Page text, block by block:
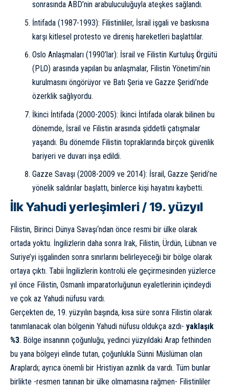
sonrasında ABD’nin arabuluculuğuyla ateşkes sağlandı.
İntifada (1987-1993): Filistinliler, İsrail işgali ve baskısına
karşı kitlesel protesto ve direniş hareketleri başlattılar.
Oslo Anlaşmaları (1990’lar): İsrail ve Filistin Kurtuluş Örgütü
(PLO) arasında yapılan bu anlaşmalar, Filistin Yönetimi’nin
kurulmasını öngörüyor ve Batı Şeria ve Gazze Şeridi’nde
özerklik sağlıyordu.
İkinci İntifada (2000-2005): İkinci İntifada olarak bilinen bu
dönemde, İsrail ve Filistin arasında şiddetli çatışmalar
yaşandı. Bu dönemde Filistin topraklarında birçok güvenlik
bariyeri ve duvarı inşa edildi.
Gazze Savaşı (2008-2009 ve 2014): İsrail, Gazze Şeridi’ne
yönelik saldırılar başlattı, binlerce kişi hayatını kaybetti.
İlk Yahudi yerleşimleri / 19. yüzyıl
Filistin, Birinci Dünya Savaşı‘ndan önce resmi bir ülke olarak
ortada yoktu. İngilizlerin daha sonra Irak, Filistin, Ürdün, Lübnan ve
Suriye’yi işgalinden sonra sınırlarını belirleyeceği bir bölge olarak
ortaya çıktı. Tabii İngilizlerin kontrolü ele geçirmesinden yüzlerce
yıl önce Filistin, Osmanlı imparatorluğunun eyaletlerinin içindeydi
ve çok az Yahudi nüfusu vardı.
Gerçekten de, 19. yüzyılın başında, kısa süre sonra Filistin olarak
tanımlanacak olan bölgenin Yahudi nüfusu oldukça azdı- yaklaşık
%3. Bölge insanının çoğunluğu, yedinci yüzyıldaki Arap fethinden
bu yana bölgeyi elinde tutan, çoğunlukla Sünni Müslüman olan
Araplardı; ayrıca önemli bir Hristiyan azınlık da vardı. Tüm bunlar
birlikte -resmen tanınan bir ülke olmamasına rağmen- Filistinliler